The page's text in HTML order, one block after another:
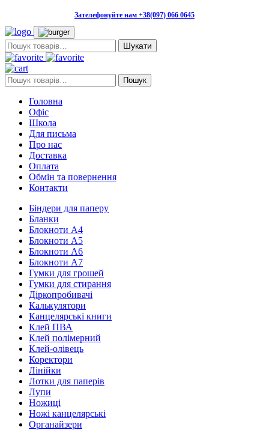
Зателефонуйте нам +38(097) 066 0645
Пошук:
Пошук: Пошук
Головна
Офіс
Школа
Для письма
Про нас
Доставка
Оплата
Обмін та повернення
Контакти
Біндери для паперу
Бланки
Блокноти А4
Блокноти А5
Блокноти А6
Блокноти А7
Гумки для грошей
Гумки для стирання
Діркопробивачі
Калькулятори
Канцелярські книги
Клей ПВА
Клей полімерний
Клей-олівець
Коректори
Лінійки
Лотки для паперів
Лупи
Ножиці
Ножі канцелярські
Органайзери